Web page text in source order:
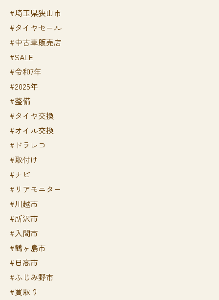
#埼玉県狭山市
#タイヤセール
#中古車販売店
#SALE
#令和7年
#2025年
#整備
#タイヤ交換
#オイル交換
#ドラレコ
#取付け
#ナビ
#リアモニター
#川越市
#所沢市
#入間市
#鶴ヶ島市
#日高市
#ふじみ野市
#買取り